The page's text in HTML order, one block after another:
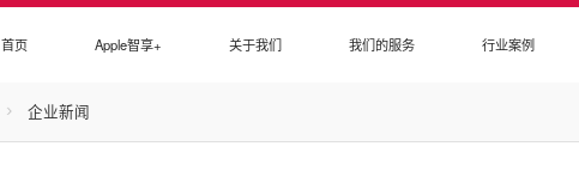
首页 Apple智享+ 关于我们 我们的服务 行业案例
企业新闻